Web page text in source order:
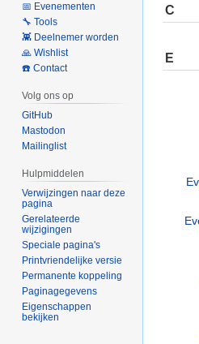
C
E
📅 Evenementen
🔧 Tools
👾 Deelnemer worden
🙏 Wishlist
☎️ Contact
Volg ons op
GitHub
Mastodon
Mailinglist
Hulpmiddelen
Verwijzingen naar deze
pagina
Gerelateerde
wijzigingen
Speciale pagina's
Printvriendelijke versie
Permanente koppeling
Paginagegevens
Eigenschappen
bekijken